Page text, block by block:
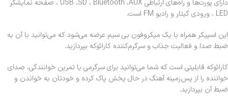
دارای پورت‌ها و راه‌های ارتباطی USB ،SD ، Bluetooth ،AUX ، صفحه نمایشگر
LED ، ورودی گیتار و رادیو FM است.
این اسپیکر همراه با یک میکروفون بی سیم عرضه می‌شود که می‌توانید با آن به
ضبط صدا و فعالیت جذاب و سرگرم‌کننده کارائوکه بپردازید.
کارائوکه قابلیتی است که شما می‌توانید برای سرگرمی یا تمرین خوانندگی، صدای
خواننده را از پس‌زمینه آهنگ در حال پخش پاک کرده و خودتان به خواندن و
ضبط آن بپردازید.